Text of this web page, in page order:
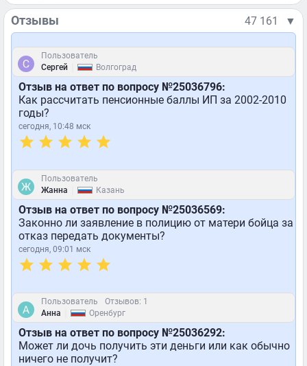
Отзывы 47 161 ▼
Пользователь
Сергей
Волгоград
Отзыв на ответ по вопросу №25036796:
Как рассчитать пенсионные баллы ИП за 2002-2010
годы?
сегодня, 10:48 мск
Пользователь
Жанна
Казань
Отзыв на ответ по вопросу №25036569:
Законно ли заявление в полицию от матери бойца за
отказ передать документы?
сегодня, 09:01 мск
Пользователь
Отзывов: 1
Анна
Оренбург
Отзыв на ответ по вопросу №25036292:
Может ли дочь получить эти деньги или как обычно
ничего не получит?